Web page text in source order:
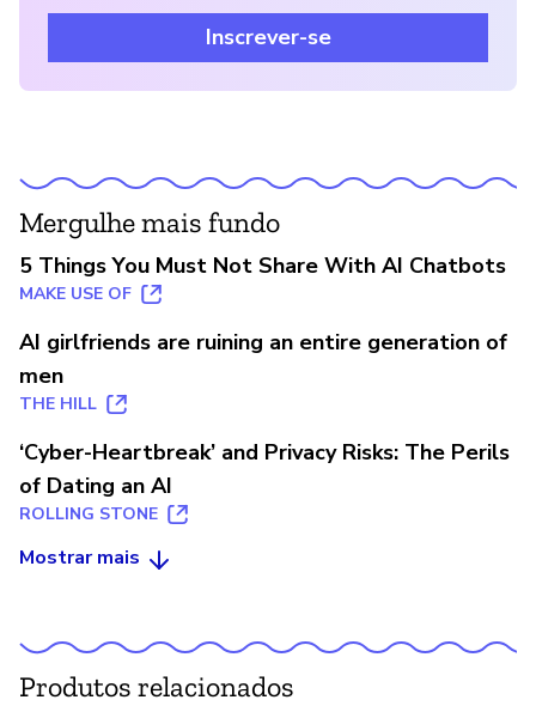
Inscrever-se
Mergulhe mais fundo
5 Things You Must Not Share With AI Chatbots
MAKE USE OF
AI girlfriends are ruining an entire generation of
men
THE HILL
‘Cyber-Heartbreak’ and Privacy Risks: The Perils
of Dating an AI
ROLLING STONE
Mostrar mais
Produtos relacionados